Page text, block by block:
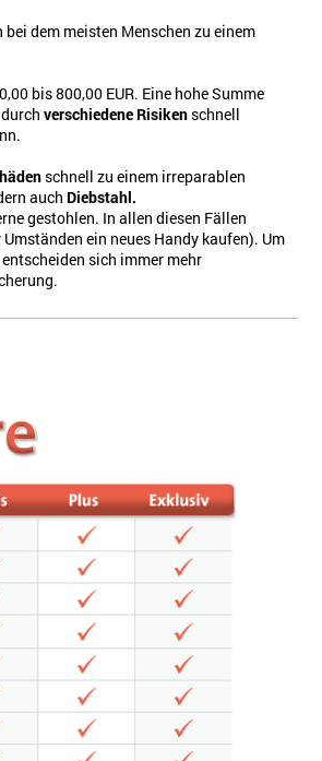
dem meisten Menschen zu einem
bis 800,00 EUR. Eine hohe Summe
verschiedene Risikenschnell
schnell zu einem irreparablen
auch Diebstahl.
gestohlen. In allen diesen Fällen
ein neues Handy kaufen). Um
sich immer mehr